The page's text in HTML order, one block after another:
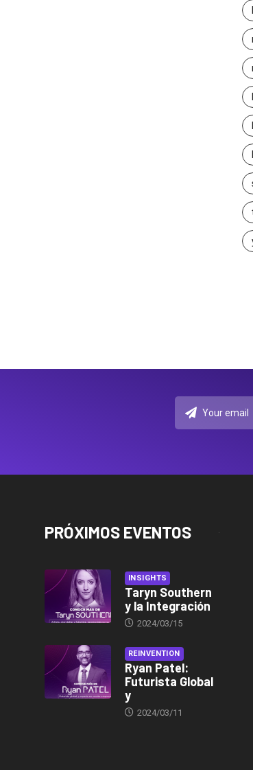
PRÓXIMOS EVENTOS
INSIGHTS
Taryn Southern
y la Integración
2024/03/15
REINVENTION
Ryan Patel:
Futurista Global
y
2024/03/11